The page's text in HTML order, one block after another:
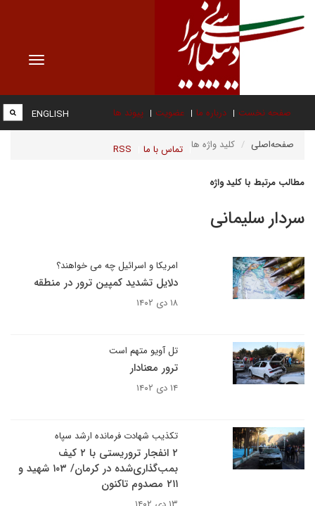
Toggle
صفحه نخست درباره ما عضویت پیوند ها
تماس با ما RSS
ENGLISH
صفحه‌اصلی کلید واژه ها
مطالب مرتبط با کلید واژه
سردار سلیمانی
امریکا و اسرائیل چه می خواهند؟
دلایل تشدید کمپین ترور در منطقه
۱۸ دی ۱۴۰۲
تل آویو متهم است
ترور معنادار
۱۴ دی ۱۴۰۲
تکذیب شهادت فرمانده ارشد سپاه
۲ انفجار تروریستی با ۲ کیف
بمب‌گذاری‌شده‌ در ‌کرمان‌‌/ ۱۰۳ شهید و
۲۱۱ مصدوم‌ تاکنون